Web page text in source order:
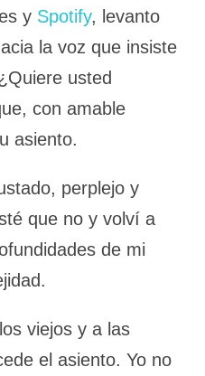
y Spotify, levanto
la voz que insiste
usted
con amable
asiento.
perplejo y
que no y volví a
de mi
viejos y a las
el asiento. Yo no